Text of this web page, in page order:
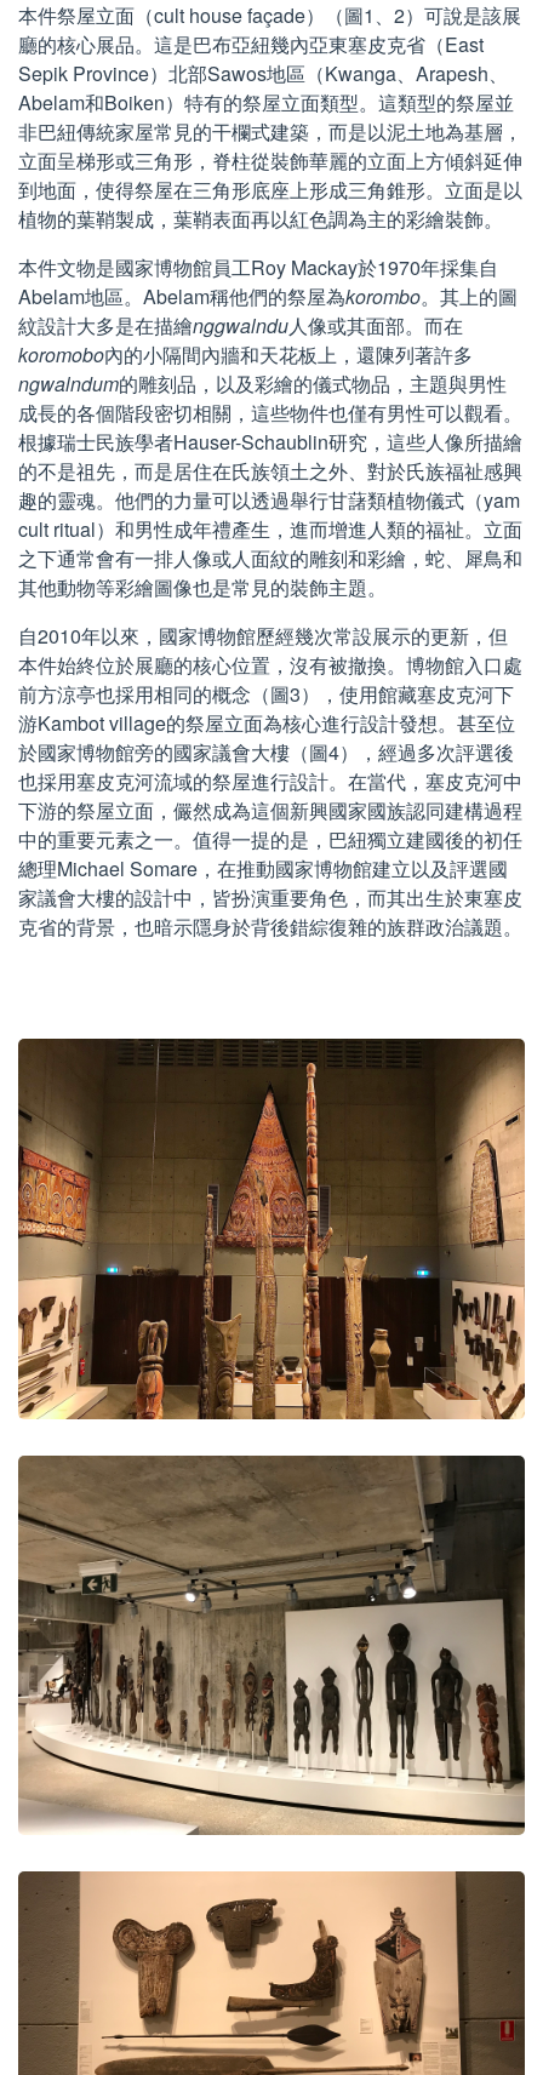
本件祭屋立面（cult house façade）（圖1、2）可說是該展
廳的核心展品。這是巴布亞紐幾內亞東塞皮克省（East
Sepik Province）北部Sawos地區（Kwanga、Arapesh、
Abelam和Boiken）特有的祭屋立面類型。這類型的祭屋並
非巴紐傳統家屋常見的干欄式建築，而是以泥土地為基層，
立面呈梯形或三角形，脊柱從裝飾華麗的立面上方傾斜延伸
到地面，使得祭屋在三角形底座上形成三角錐形。立面是以
植物的葉鞘製成，葉鞘表面再以紅色調為主的彩繪裝飾。
本件文物是國家博物館員工Roy Mackay於1970年採集自
Abelam地區。Abelam稱他們的祭屋為korombo。其上的圖
紋設計大多是在描繪nggwalndu人像或其面部。而在
koromobo內的小隔間內牆和天花板上，還陳列著許多
ngwalndum的雕刻品，以及彩繪的儀式物品，主題與男性
成長的各個階段密切相關，這些物件也僅有男性可以觀看。
根據瑞士民族學者Hauser-Schaublin研究，這些人像所描繪
的不是祖先，而是居住在氏族領土之外、對於氏族福祉感興
趣的靈魂。他們的力量可以透過舉行甘藷類植物儀式（yam
cult ritual）和男性成年禮產生，進而增進人類的福祉。立面
之下通常會有一排人像或人面紋的雕刻和彩繪，蛇、犀鳥和
其他動物等彩繪圖像也是常見的裝飾主題。
自2010年以來，國家博物館歷經幾次常設展示的更新，但
本件始終位於展廳的核心位置，沒有被撤換。博物館入口處
前方涼亭也採用相同的概念（圖3），使用館藏塞皮克河下
游Kambot village的祭屋立面為核心進行設計發想。甚至位
於國家博物館旁的國家議會大樓（圖4），經過多次評選後
也採用塞皮克河流域的祭屋進行設計。在當代，塞皮克河中
下游的祭屋立面，儼然成為這個新興國家國族認同建構過程
中的重要元素之一。值得一提的是，巴紐獨立建國後的初任
總理Michael Somare，在推動國家博物館建立以及評選國
家議會大樓的設計中，皆扮演重要角色，而其出生於東塞皮
克省的背景，也暗示隱身於背後錯綜復雜的族群政治議題。